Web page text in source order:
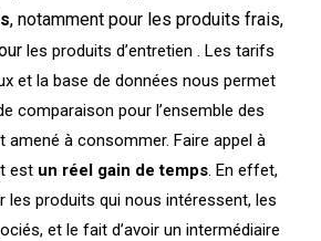
, notamment pour les produits frais,
les produits d’entretien . Les tarifs
et la base de données nous permet
comparaison pour l’ensemble des
amené à consommer. Faire appel à
est un réel gain de temps . En effet,
les produits qui nous intéressent, les
et le fait d’avoir un intermédiaire